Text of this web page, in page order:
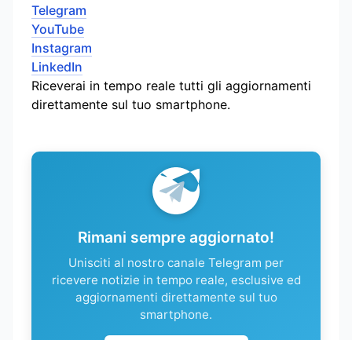
Telegram
YouTube
Instagram
LinkedIn
Riceverai in tempo reale tutti gli aggiornamenti
direttamente sul tuo smartphone.
Rimani sempre aggiornato!
Unisciti al nostro canale Telegram per
ricevere notizie in tempo reale, esclusive ed
aggiornamenti direttamente sul tuo
smartphone.